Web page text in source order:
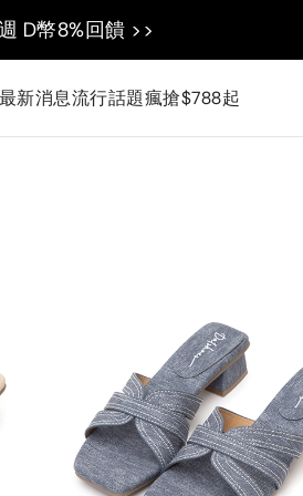
D幣8%回饋 >>
最新消息流行話題瘋搶$788起